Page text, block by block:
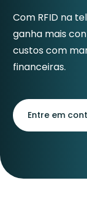
Com RFID na
ganha mais
custos com
financeiras.
Entre em